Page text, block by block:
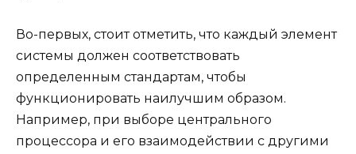
Во-первых, стоит отметить, что каждый элемент
системы должен соответствовать
определенным стандартам, чтобы
функционировать наилучшим образом.
Например, при выборе центрального
процессора и его взаимодействии с другими